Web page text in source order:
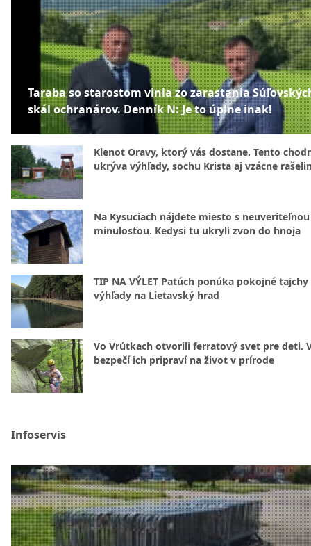
Taraba so starostom vinia zo zarastania
skál ochranárov. Denník N: Je to úplne inak!
Klenot Oravy, ktorý vás dostane. Tento
ukrýva výhľady, sochu Krista aj vzácne
Na Kysuciach nájdete miesto s neuveriteľnou
minulosťou. Kedysi tu ukryli zvon do hnoja
TIP NA VÝLET Patúch ponúka pokojné tajchy
výhľady na Lietavský hrad
Vo Vrútkach otvorili ferratový svet pre deti.
bezpečí ich pripraví na život v prírode
Infoservis